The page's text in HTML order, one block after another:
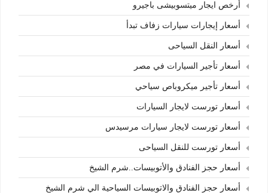
أرخص ايجار ميتسوبيشى باجيرو
أسعار إيجارات سيارات زفاف تبدأ
أسعار النقل السياحى
أسعار تأجير السيارات في مصر
أسعار تأجير ميكروباص سياحي
أسعار تورست لايجار السيارات
أسعار تورست لايجار سيارات مرسيدس
أسعار تورست للنقل السياحى
أسعار حجز الفنادق والأتوبيسات..شرم الشيخ
أسعار حجز الفنادق والاتوبيسات السياحية الي شرم الشيخ